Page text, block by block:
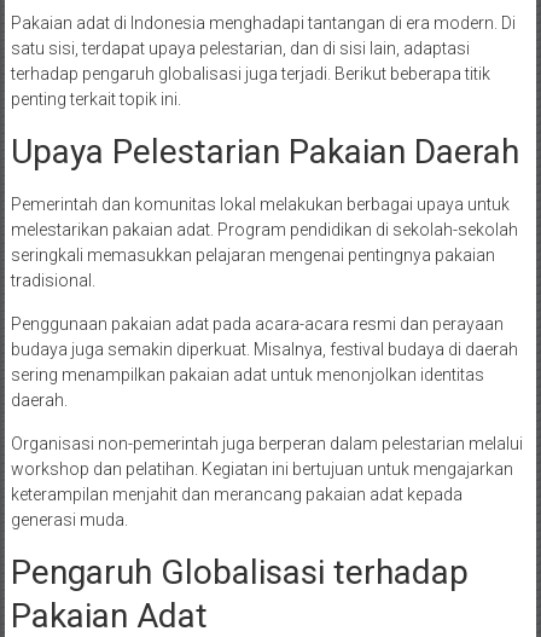
Pakaian adat di Indonesia menghadapi tantangan di era modern. Di
satu sisi, terdapat upaya pelestarian, dan di sisi lain, adaptasi
terhadap pengaruh globalisasi juga terjadi. Berikut beberapa titik
penting terkait topik ini.
Upaya Pelestarian Pakaian Daerah
Pemerintah dan komunitas lokal melakukan berbagai upaya untuk
melestarikan pakaian adat. Program pendidikan di sekolah-sekolah
seringkali memasukkan pelajaran mengenai pentingnya pakaian
tradisional.
Penggunaan pakaian adat pada acara-acara resmi dan perayaan
budaya juga semakin diperkuat. Misalnya, festival budaya di daerah
sering menampilkan pakaian adat untuk menonjolkan identitas
daerah.
Organisasi non-pemerintah juga berperan dalam pelestarian melalui
workshop dan pelatihan. Kegiatan ini bertujuan untuk mengajarkan
keterampilan menjahit dan merancang pakaian adat kepada
generasi muda.
Pengaruh Globalisasi terhadap
Pakaian Adat